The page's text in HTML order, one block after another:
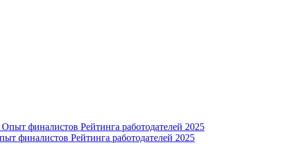
финалистов Рейтинга работодателей 2025